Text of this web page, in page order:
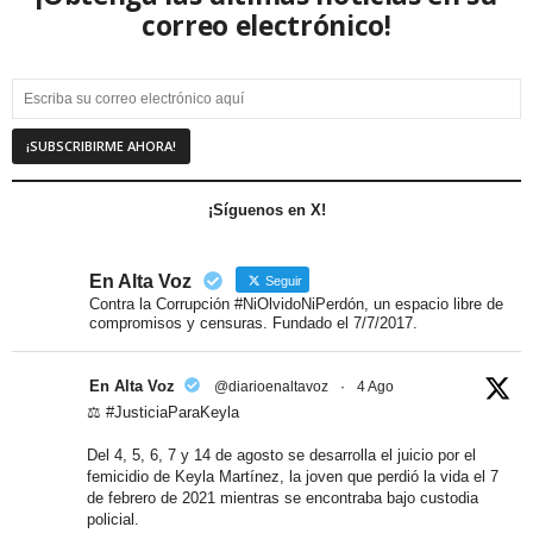
correo electrónico!
¡Síguenos en X!
En Alta Voz Seguir
Contra la Corrupción #NiOlvidoNiPerdón, un espacio libre de
compromisos y censuras. Fundado el 7/7/2017.
En Alta Voz @diarioenaltavoz · 4 Ago
⚖️ #JusticiaParaKeyla
Del 4, 5, 6, 7 y 14 de agosto se desarrolla el juicio por el
femicidio de Keyla Martínez, la joven que perdió la vida el 7
de febrero de 2021 mientras se encontraba bajo custodia
policial.